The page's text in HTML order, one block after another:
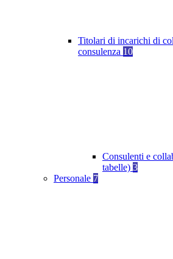
Titolari di incarichi di
consulenza 10
Consulenti e
tabelle) 3
Personale 7